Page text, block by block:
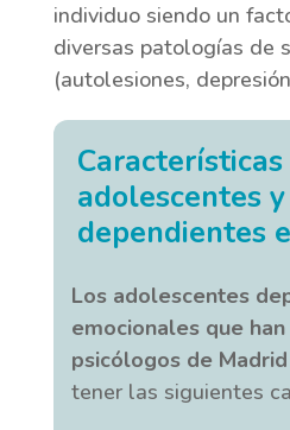
individuo siendo un
diversas patologías de
(autolesiones,
adolescentes
dependientes
Los adolescentes
emocionales que
psicólogos de
tener las siguientes